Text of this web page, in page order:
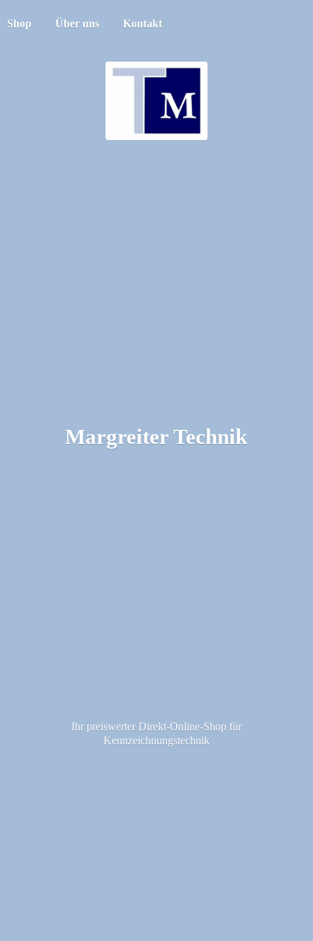
Shop Über uns Kontakt
Margreiter Technik
Ihr preiswerter Direkt-Online-Shop für
Kennzeichnungstechnik